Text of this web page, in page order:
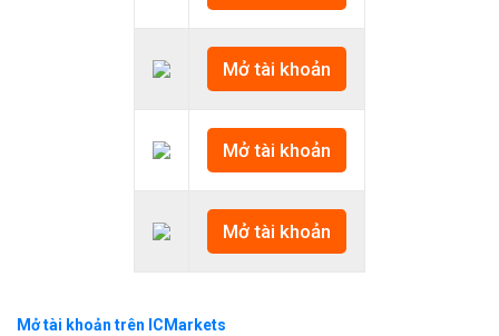
Mở tài khoản
Mở tài khoản
Mở tài khoản
Mở tài khoản trên ICMarkets